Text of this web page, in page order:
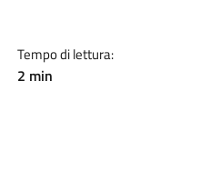
Tempo di lettura:
2 min